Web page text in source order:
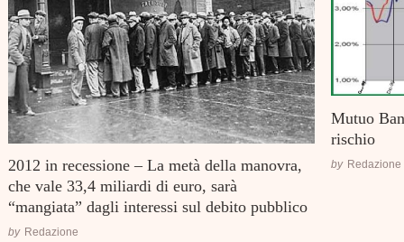
2012 in recessione – La metà della manovra,
che vale 33,4 miliardi di euro, sarà
“mangiata” dagli interessi sul debito pubblico
by Redazione
Mutuo
rischio
by Redazione